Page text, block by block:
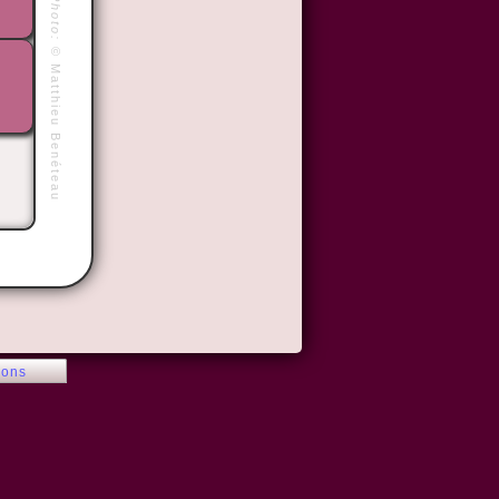
Photo:
©
Matthieu Benéteau